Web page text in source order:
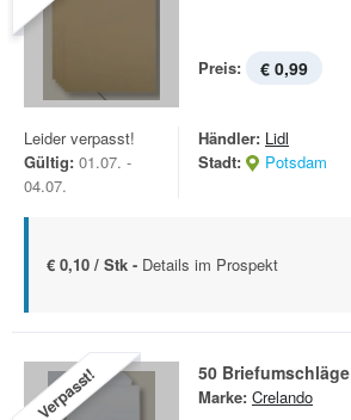
Preis: € 0,99
Leider verpasst!
Gültig: 01.07. -
04.07.
Händler: Lidl
Stadt:
Potsdam
€ 0,10 / Stk - Details im Prospekt
Verpasst! 50 Briefumschläge
Marke: Crelando